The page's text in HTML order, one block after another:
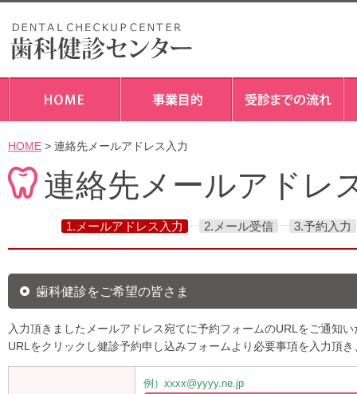
HOME > 連絡先メールアドレス入力
連絡先メールアドレ
1.メールアドレス入力 2.メール受信 3.予約入力
歯科健診をご希望の皆さま
入力頂きましたメールアドレス宛てに予約フォームのURLをご通知
URLをクリックし健診予約申し込みフォームより必要事項を入力頂
例）xxxx@yyyy.ne.jp